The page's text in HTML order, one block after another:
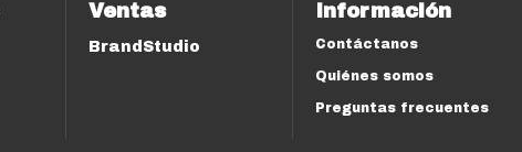
Ventas
BrandStudio
Información
Contáctanos
Quiénes somos
Preguntas frecuentes